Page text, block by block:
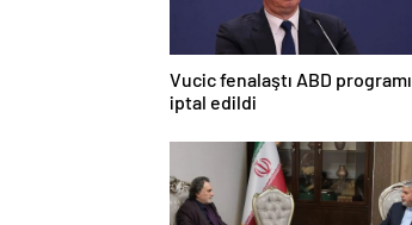
Vucic fenalaştı ABD programı
iptal edildi